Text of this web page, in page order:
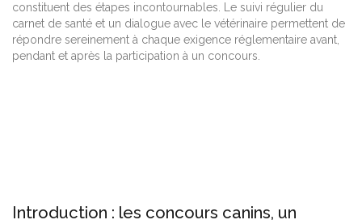
constituent des étapes incontournables. Le suivi régulier du
carnet de santé et un dialogue avec le vétérinaire permettent de
répondre sereinement à chaque exigence réglementaire avant,
pendant et après la participation à un concours.
Introduction : les concours canins, un